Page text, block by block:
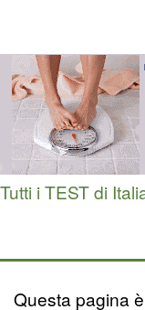
Tutti i TEST di
Questa pagina